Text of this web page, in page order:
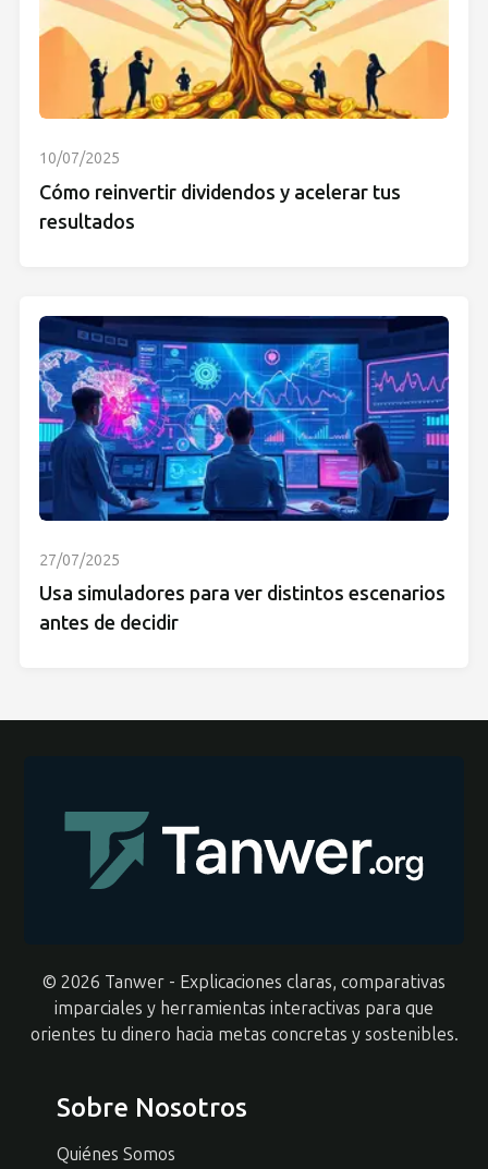
10/07/2025
Cómo reinvertir dividendos y acelerar tus
resultados
27/07/2025
Usa simuladores para ver distintos escenarios
antes de decidir
© 2026 Tanwer - Explicaciones claras, comparativas
imparciales y herramientas interactivas para que
orientes tu dinero hacia metas concretas y sostenibles.
Sobre Nosotros
Quiénes Somos